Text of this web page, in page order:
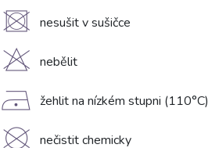
U nesušit v sušičce
H nebělit
D žehlit na nízkém stupni (110°C)
nečistit chemicky